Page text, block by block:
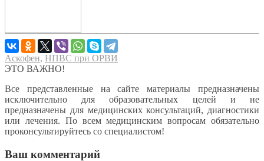
Аскофен, НПВС при ОРВИ
ЭТО ВАЖНО!
Все представленные на сайте материалы предназначены
исключительно для образовательных целей и не
предназначены для медицинских консультаций, диагностики
или лечения. По всем медицинским вопросам обязательно
проконсультируйтесь со специалистом!
Ваш комментарий